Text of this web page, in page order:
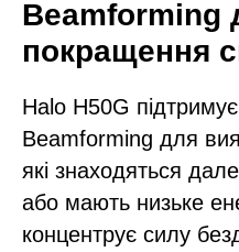
Beamforming
покращення
Halo H50G
Beamforming для
які знаходяться
або мають низьке
концентрує силу